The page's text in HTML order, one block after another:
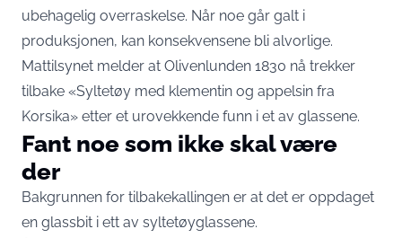
ubehagelig overraskelse. Når noe går galt i
produksjonen, kan konsekvensene bli alvorlige.
Mattilsynet melder at Olivenlunden 1830 nå trekker
tilbake «Syltetøy med klementin og appelsin fra
Korsika» etter et urovekkende funn i et av glassene.
Fant noe som ikke skal være
der
Bakgrunnen for tilbakekallingen er at det er oppdaget
en glassbit i ett av syltetøyglassene.